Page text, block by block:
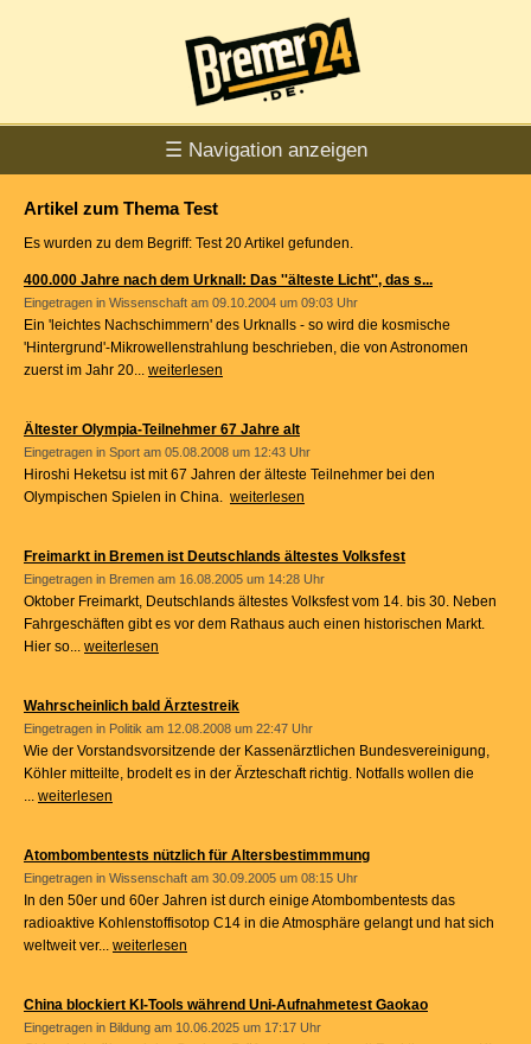
☰ Navigation anzeigen
Artikel zum Thema Test
Es wurden zu dem Begriff: Test 20 Artikel gefunden.
400.000 Jahre nach dem Urknall: Das ''älteste Licht'', das s...
Eingetragen in Wissenschaft am 09.10.2004 um 09:03 Uhr
Ein 'leichtes Nachschimmern' des Urknalls - so wird die kosmische
'Hintergrund'-Mikrowellenstrahlung beschrieben, die von Astronomen
zuerst im Jahr 20... weiterlesen
Ältester Olympia-Teilnehmer 67 Jahre alt
Eingetragen in Sport am 05.08.2008 um 12:43 Uhr
Hiroshi Heketsu ist mit 67 Jahren der älteste Teilnehmer bei den
Olympischen Spielen in China. weiterlesen
Freimarkt in Bremen ist Deutschlands ältestes Volksfest
Eingetragen in Bremen am 16.08.2005 um 14:28 Uhr
Oktober Freimarkt, Deutschlands ältestes Volksfest vom 14. bis 30. Neben
Fahrgeschäften gibt es vor dem Rathaus auch einen historischen Markt.
Hier so... weiterlesen
Wahrscheinlich bald Ärztestreik
Eingetragen in Politik am 12.08.2008 um 22:47 Uhr
Wie der Vorstandsvorsitzende der Kassenärztlichen Bundesvereinigung,
Köhler mitteilte, brodelt es in der Ärzteschaft richtig. Notfalls wollen die
... weiterlesen
Atombombentests nützlich für Altersbestimmmung
Eingetragen in Wissenschaft am 30.09.2005 um 08:15 Uhr
In den 50er und 60er Jahren ist durch einige Atombombentests das
radioaktive Kohlenstoffisotop C14 in die Atmosphäre gelangt und hat sich
weltweit ver... weiterlesen
China blockiert KI-Tools während Uni-Aufnahmetest Gaokao
Eingetragen in Bildung am 10.06.2025 um 17:17 Uhr